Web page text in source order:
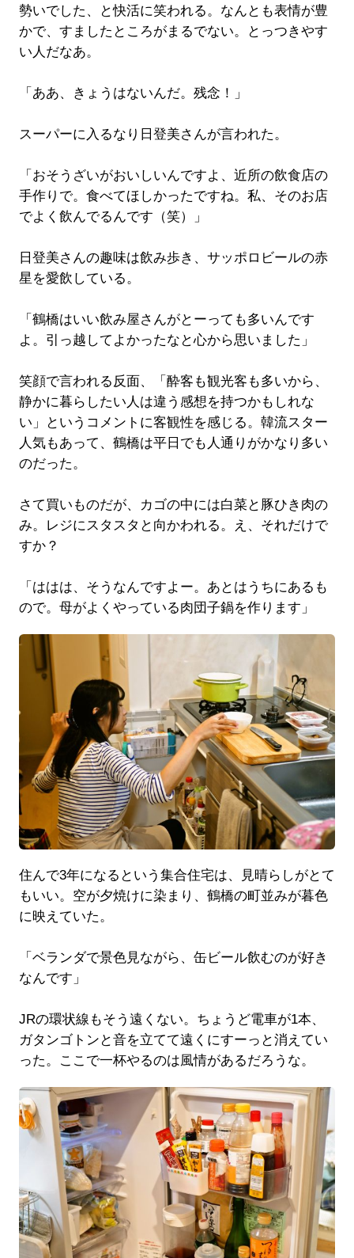
勢いでした、と快活に笑われる。なんとも表情が豊
かで、すましたところがまるでない。とっつきやす
い人だなあ。
「ああ、きょうはないんだ。残念！」
スーパーに入るなり日登美さんが言われた。
「おそうざいがおいしいんですよ、近所の飲食店の
手作りで。食べてほしかったですね。私、そのお店
でよく飲んでるんです（笑）」
日登美さんの趣味は飲み歩き、サッポロビールの赤
星を愛飲している。
「鶴橋はいい飲み屋さんがとーっても多いんです
よ。引っ越してよかったなと心から思いました」
笑顔で言われる反面、「酔客も観光客も多いから、
静かに暮らしたい人は違う感想を持つかもしれな
い」というコメントに客観性を感じる。韓流スター
人気もあって、鶴橋は平日でも人通りがかなり多い
のだった。
さて買いものだが、カゴの中には白菜と豚ひき肉の
み。レジにスタスタと向かわれる。え、それだけで
すか？
「ははは、そうなんですよー。あとはうちにあるも
ので。母がよくやっている肉団子鍋を作ります」
住んで3年になるという集合住宅は、見晴らしがとて
もいい。空が夕焼けに染まり、鶴橋の町並みが暮色
に映えていた。
「ベランダで景色見ながら、缶ビール飲むのが好き
なんです」
JRの環状線もそう遠くない。ちょうど電車が1本、
ガタンゴトンと音を立てて遠くにすーっと消えてい
った。ここで一杯やるのは風情があるだろうな。